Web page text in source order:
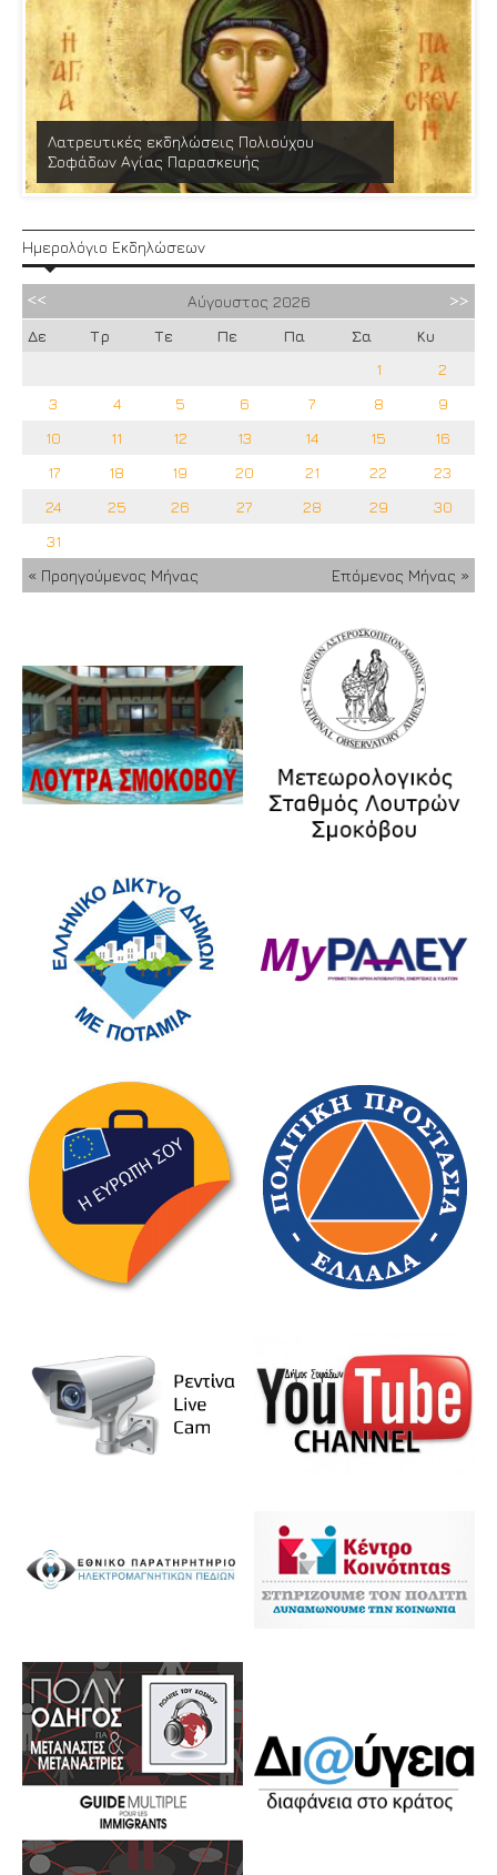
Λατρευτικές εκδηλώσεις Πολιούχου
Σοφάδων Αγίας Παρασκευής
Ημερολόγιο Εκδηλώσεων
Αύγουστος 2026
Δε
Τρ Τε Πε Πα Σα
Κυ
1
2
3
4 5 6 7 8
9
10
11 12 13 14 15
16
17
18 19 20 21 22
23
24
25 26 27 28 29
30
31
« Προηγούμενος Μήνας
Επόμενος Μήνας »